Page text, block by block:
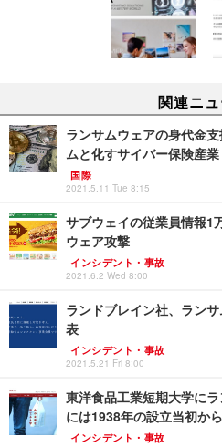
関連ニュ
ランサムウェアの身代金
ムと化すサイバー保険産業
国際
2021.5.11 Tue 8:15
サブウェイの従業員情報1
ウェア攻撃
インシデント・事故
2021.6.2 Wed 8:00
ランドブレイン社、ラン
表
インシデント・事故
2021.5.21 Fri 8:00
東洋食品工業短期大学に
には1938年の設立当初か
インシデント・事故